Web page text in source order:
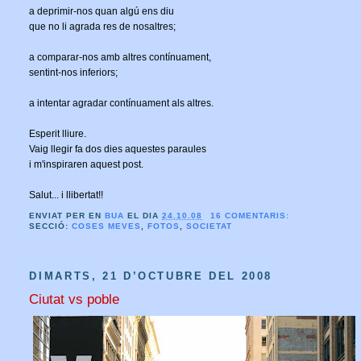
a deprimir-nos quan algú ens diu
que no li agrada res de nosaltres;
a comparar-nos amb altres contínuament,
sentint-nos inferiors;
a intentar agradar contínuament als altres.
Esperit lliure.
Vaig llegir fa dos dies aquestes paraules
i m'inspiraren aquest post.
Salut... i llibertat!!
ENVIAT PER ENBUA EL DIA24.10.08
16 COMENTARIS:
SECCIÓ:COSES MEVES,FOTOS,SOCIETAT
DIMARTS, 21 D’OCTUBRE DEL 2008
Ciutat vs poble